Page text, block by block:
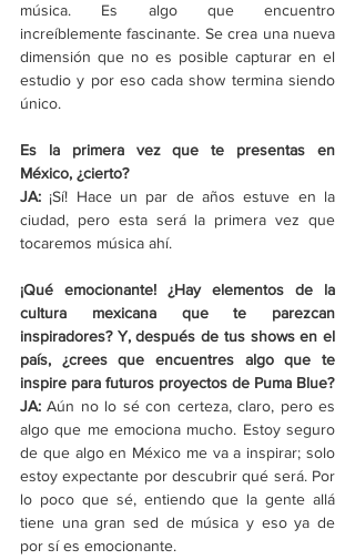
música. Es algo que encuentro
increíblemente fascinante. Se crea una nueva
dimensión que no es posible capturar en el
estudio y por eso cada show termina siendo
único.
Es la primera vez que te presentas en
México, ¿cierto?
JA: ¡Sí! Hace un par de años estuve en la
ciudad, pero esta será la primera vez que
tocaremos música ahí.
¡Qué emocionante! ¿Hay elementos de la
cultura mexicana que te parezcan
inspiradores? Y, después de tus shows en el
país, ¿crees que encuentres algo que te
inspire para futuros proyectos de Puma Blue?
JA: Aún no lo sé con certeza, claro, pero es
algo que me emociona mucho. Estoy seguro
de que algo en México me va a inspirar; solo
estoy expectante por descubrir qué será. Por
lo poco que sé, entiendo que la gente allá
tiene una gran sed de música y eso ya de
por sí es emocionante.